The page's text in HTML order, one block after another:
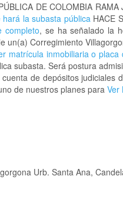
DE COLOMBIA
la subasta públicaHACE
completo, se ha señalado la
un(a) Corregimiento
matrícula inmobiliaria o placa
subasta. Será postura
de depósitos
de nuestros planes para Ver
Urb. Santa Ana,